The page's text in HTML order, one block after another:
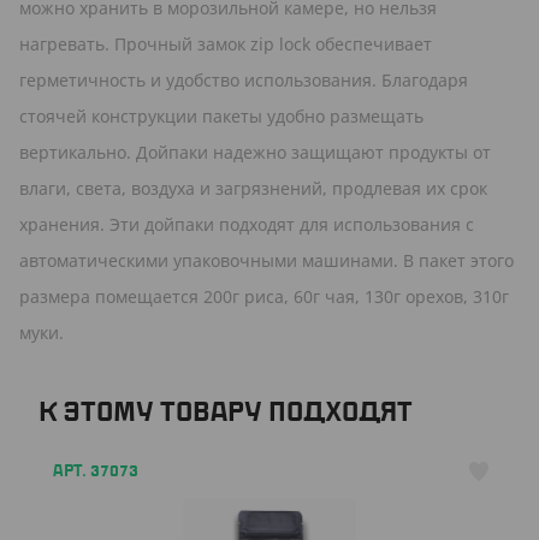
можно хранить в морозильной камере, но нельзя
нагревать. Прочный замок zip lock обеспечивает
герметичность и удобство использования. Благодаря
стоячей конструкции пакеты удобно размещать
вертикально. Дойпаки надежно защищают продукты от
влаги, света, воздуха и загрязнений, продлевая их срок
хранения. Эти дойпаки подходят для использования с
автоматическими упаковочными машинами. В пакет этого
размера помещается 200г риса, 60г чая, 130г орехов, 310г
муки.
К ЭТОМУ ТОВАРУ ПОДХОДЯТ
АРТ. 37073